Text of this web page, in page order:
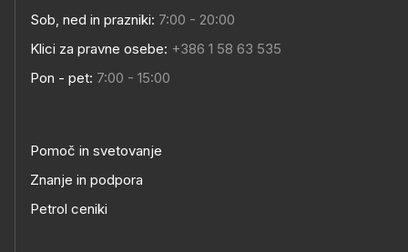
Sob, ned in prazniki: 7:00 - 20:00
Klici za pravne osebe: +386 1 58 63 535
Pon - pet: 7:00 - 15:00
Pomoč in svetovanje
Znanje in podpora
Petrol ceniki